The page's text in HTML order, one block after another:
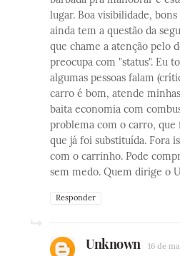
lugar. Boa visibilidade,
ainda tem a questão da
que chame a atenção pelo
preocupa com "status". Eu
algumas pessoas falam
carro é bom, atende
baita economia com
problema com o carro,
que já foi substituída. Fora
com o carrinho. Pode
sem medo. Quem dirige o
Responder
Unknown 16 de